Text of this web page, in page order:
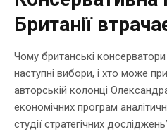
Британії
Чому британські
наступні вибори, і хто може
авторській колонці
економічних програм
студії стратегічних